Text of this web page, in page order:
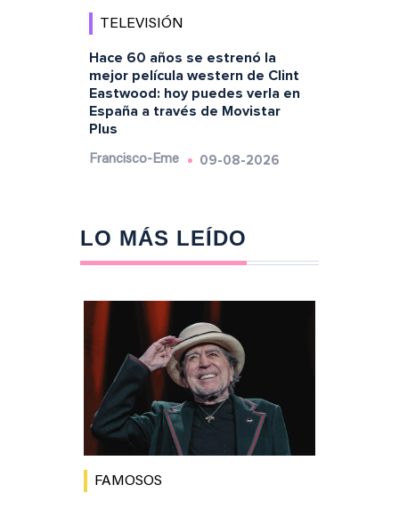
TELEVISIÓN
Hace 60 años se estrenó la
mejor película western de Clint
Eastwood: hoy puedes verla en
España a través de Movistar
Plus
Francisco-Eme 09-08-2026
LO MÁS LEÍDO
FAMOSOS